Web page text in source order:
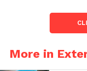
More in